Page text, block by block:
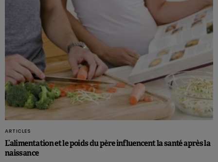
ARTICLES
L’alimentation et le poids du père influencent la santé après la
naissance